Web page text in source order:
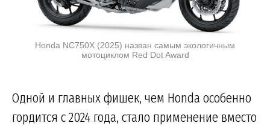
Honda NC750X (2025) назван самым экологичным
мотоциклом Red Dot Award
Одной и главных фишек, чем Honda особенно
гордится с 2024 года, стало применение вместо